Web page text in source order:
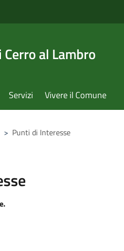
Cerro al Lambro
Servizi Vivere il Comune
> Punti di Interesse